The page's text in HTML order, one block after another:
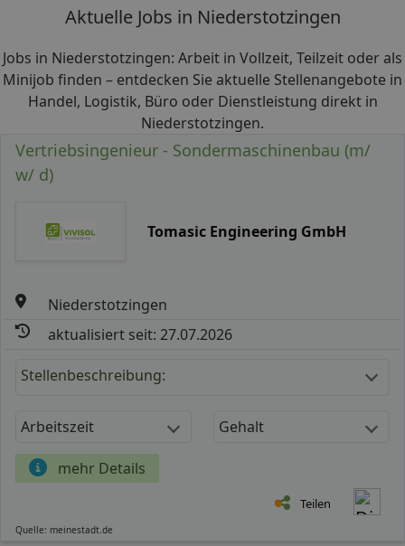
Aktuelle Jobs in Niederstotzingen
Jobs in Niederstotzingen: Arbeit in Vollzeit, Teilzeit oder als
Minijob finden – entdecken Sie aktuelle Stellenangebote in
Handel, Logistik, Büro oder Dienstleistung direkt in
Niederstotzingen.
Vertriebsingenieur - Sondermaschinenbau (m/
w/ d)
Tomasic Engineering GmbH
Niederstotzingen
aktualisiert seit: 27.07.2026
Stellenbeschreibung:
Arbeitszeit Gehalt
mehr Details
Teilen
Quelle: meinestadt.de